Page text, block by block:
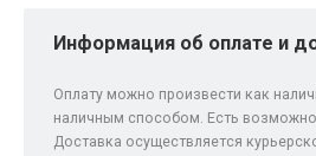
Информация об оплате и
Оплату можно произвести как
наличным способом. Есть
Доставка осуществляется